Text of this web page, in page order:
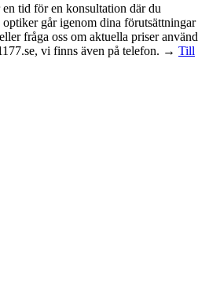
tid för en konsultation där du
går igenom dina förutsättningar
fråga oss om aktuella priser använd
vi finns även på telefon. → Till